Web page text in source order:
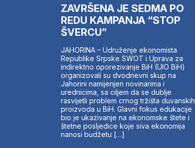
ZAVRŠENA JE SEDMA PO
REDU KAMPANJA “STOP
ŠVERCU”
JAHORINA – Udruženje ekonomista
Republike Srpske SWOT i Uprava za
indirektno oporezivanje BiH (UIO BiH)
organizovali su dvodnevni skup na
Jahorini namijenjen novinarima i
urednicima, sa ciljem da se dublje
rasvijetli problem crnog tržišta duvanskih
proizvoda u BiH. Glavni fokus edukacije
bio je ukazivanje na ekonomske štete i
štetne posljedice koje siva ekonomija
nanosi budžetu […]